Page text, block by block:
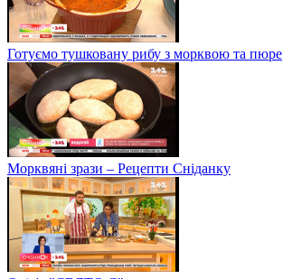
Готуємо тушковану рибу з морквою та пюре
Морквяні зрази – Рецепти Сніданку